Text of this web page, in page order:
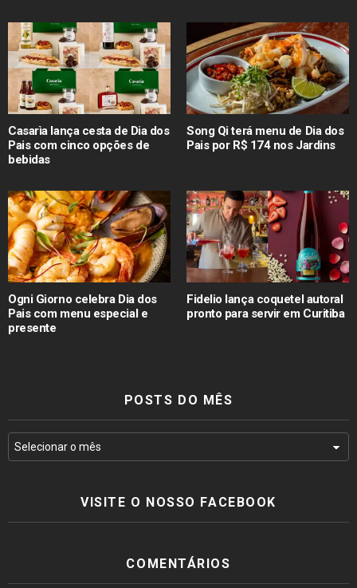
Casarìa lança cesta de Dia dos
Pais com cinco opções de
bebidas
Song Qi terá menu de Dia dos
Pais por R$ 174 nos Jardins
Ogni Giorno celebra Dia dos
Pais com menu especial e
presente
Fidelio lança coquetel autoral
pronto para servir em Curitiba
POSTS DO MÊS
VISITE O NOSSO FACEBOOK
COMENTÁRIOS